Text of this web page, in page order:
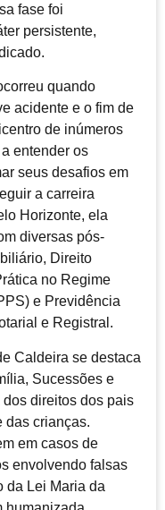
fase foi
persistente,
quando
acidente e o fim de
de inúmeros
entender os
seus desafios em
a carreira
Horizonte, ela
diversas pós-
Direito
no Regime
e Previdência
e Registral.
Caldeira se destaca
Sucessões e
dos direitos dos pais
das crianças.
em casos de
envolvendo falsas
da Lei Maria da